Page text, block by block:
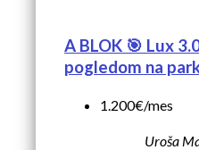
A BLOK 🎯 Lux
pogledom na
1.200€/mes
Uroša